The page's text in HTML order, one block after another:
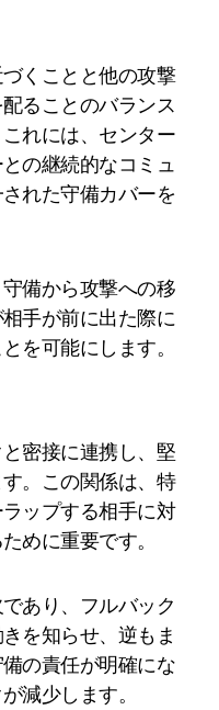
くことと他の攻撃
ることのバランス
れには、センター
の継続的なコミュ
れた守備カバーを
備から攻撃への移
手が前に出た際に
を可能にします。
密接に連携し、堅
。この関係は、特
ップする相手に対
めに重要です。
あり、フルバック
を知らせ、逆もま
の責任が明確にな
減少します。